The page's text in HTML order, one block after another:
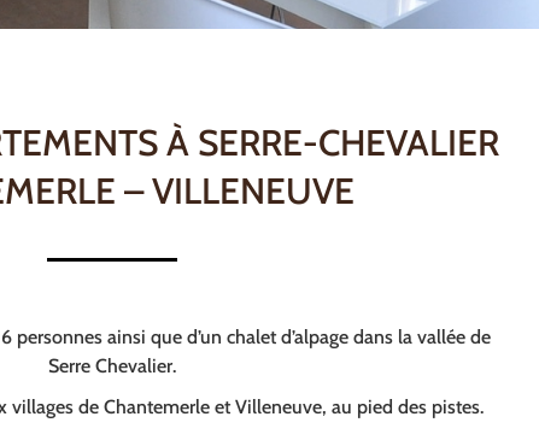
À SERRE-CHEVALIER
– VILLENEUVE
personnes ainsi que d’un chalet d’alpage dans la vallée de
Serre Chevalier.
villages de Chantemerle et Villeneuve, au pied des pistes.